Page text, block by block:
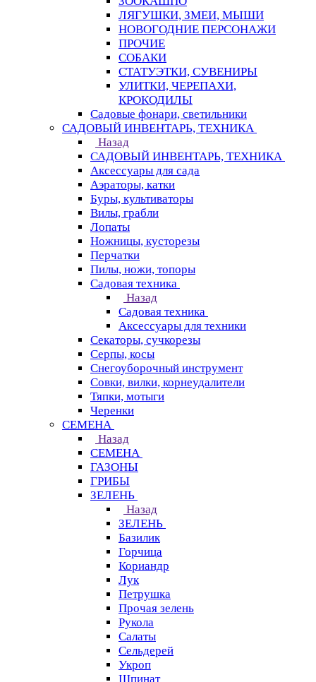
ЛЯГУШКИ, ЗМЕИ, МЫШИ
НОВОГОДНИЕ ПЕРСОНАЖИ
ПРОЧИЕ
СОБАКИ
СТАТУЭТКИ, СУВЕНИРЫ
УЛИТКИ, ЧЕРЕПАХИ,
КРОКОДИЛЫ
Садовые фонари, светильники
САДОВЫЙ ИНВЕНТАРЬ, ТЕХНИКА
Назад
САДОВЫЙ ИНВЕНТАРЬ, ТЕХНИКА
Аксессуары для сада
Аэраторы, катки
Буры, культиваторы
Вилы, грабли
Лопаты
Ножницы, кусторезы
Перчатки
Пилы, ножи, топоры
Садовая техника
Назад
Садовая техника
Аксессуары для техники
Секаторы, сучкорезы
Серпы, косы
Снегоуборочный инструмент
Совки, вилки, корнеудалители
Тяпки, мотыги
Черенки
СЕМЕНА
Назад
СЕМЕНА
ГАЗОНЫ
ГРИБЫ
ЗЕЛЕНЬ
Назад
ЗЕЛЕНЬ
Базилик
Горчица
Кориандр
Лук
Петрушка
Прочая зелень
Рукола
Салаты
Сельдерей
Укроп
Шпинат